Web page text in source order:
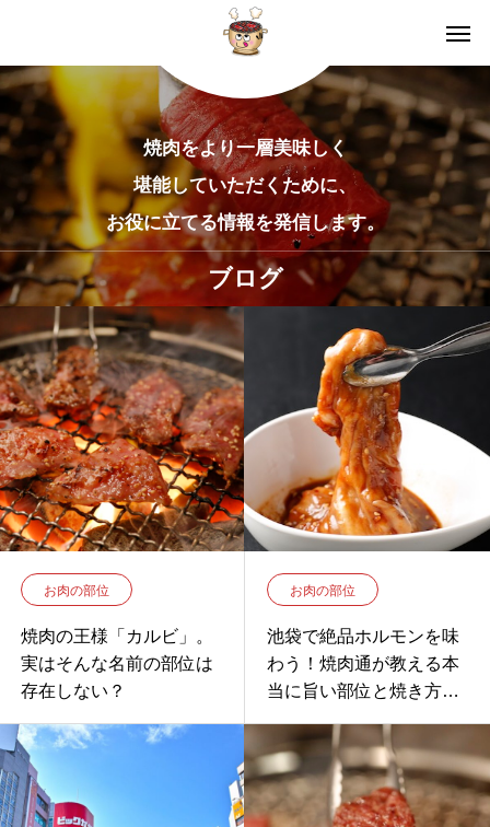
焼肉をより一層美味しく
堪能していただくために、
お役に立てる情報を発信します。
ブログ
お肉の部位
焼肉の王様「カルビ」。
実はそんな名前の部位は
存在しない？
お肉の部位
池袋で絶品ホルモンを味
わう！焼肉通が教える本
当に旨い部位と焼き方の